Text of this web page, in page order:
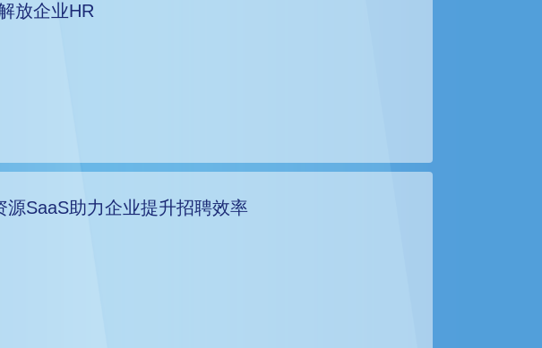
放企业HR
SaaS助力企业提升招聘效率